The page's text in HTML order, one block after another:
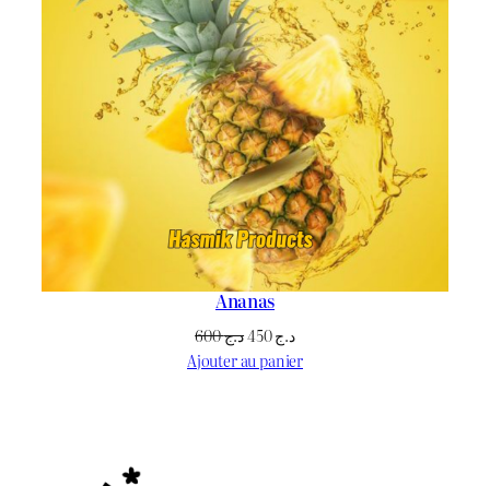
Ananas
د.ج600
Le
prix
د.ج450
Le
prix
Ajouter au panier